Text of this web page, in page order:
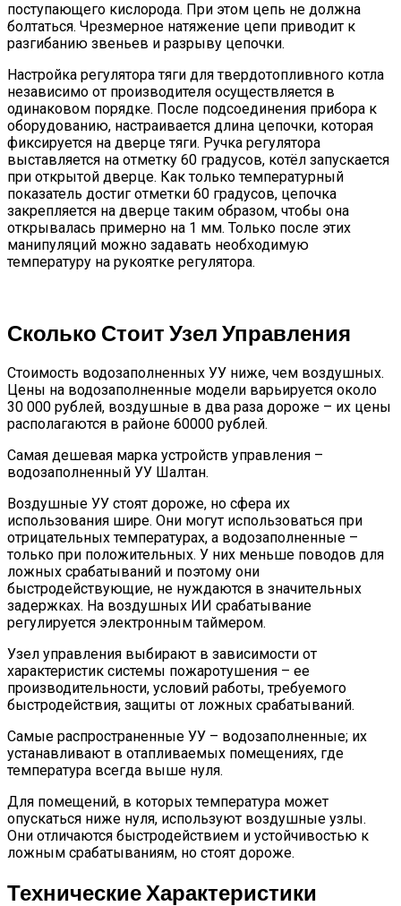
поступающего кислорода. При этом цепь не должна
болтаться. Чрезмерное натяжение цепи приводит к
разгибанию звеньев и разрыву цепочки.
Настройка регулятора тяги для твердотопливного котла
независимо от производителя осуществляется в
одинаковом порядке. После подсоединения прибора к
оборудованию, настраивается длина цепочки, которая
фиксируется на дверце тяги. Ручка регулятора
выставляется на отметку 60 градусов, котёл запускается
при открытой дверце. Как только температурный
показатель достиг отметки 60 градусов, цепочка
закрепляется на дверце таким образом, чтобы она
открывалась примерно на 1 мм. Только после этих
манипуляций можно задавать необходимую
температуру на рукоятке регулятора.
Сколько Стоит Узел Управления
Стоимость водозаполненных УУ ниже, чем воздушных.
Цены на водозаполненные модели варьируется около
30 000 рублей, воздушные в два раза дороже – их цены
располагаются в районе 60000 рублей.
Самая дешевая марка устройств управления –
водозаполненный УУ Шалтан.
Воздушные УУ стоят дороже, но сфера их
использования шире. Они могут использоваться при
отрицательных температурах, а водозаполненные –
только при положительных. У них меньше поводов для
ложных срабатываний и поэтому они
быстродействующие, не нуждаются в значительных
задержках. На воздушных ИИ срабатывание
регулируется электронным таймером.
Узел управления выбирают в зависимости от
характеристик системы пожаротушения – ее
производительности, условий работы, требуемого
быстродействия, защиты от ложных срабатываний.
Самые распространенные УУ – водозаполненные; их
устанавливают в отапливаемых помещениях, где
температура всегда выше нуля.
Для помещений, в которых температура может
опускаться ниже нуля, используют воздушные узлы.
Они отличаются быстродействием и устойчивостью к
ложным срабатываниям, но стоят дороже.
Технические Характеристики